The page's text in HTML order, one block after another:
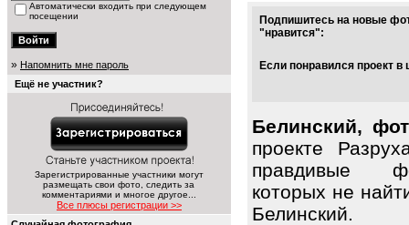
Автоматически входить при следующем
посещении
» Напомнить мне пароль
Ещё не участник?
Зарегистрированные участники могут
размещать свои фото, следить за
комментариями и многое другое...
Все плюсы регистрации >>
Подпишитесь на новые
"нравится":
Если понравился проект
Белинский,
проекте
правдивые
которых не
Белинский.